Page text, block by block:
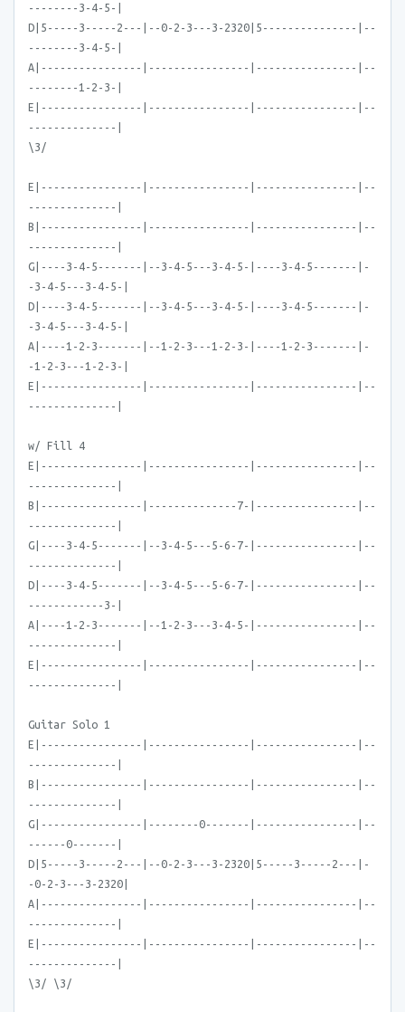
--------3-4-5-|
D|5-----3-----2---|--0-2-3---3-2320|5---------------|--
--------3-4-5-|
A|----------------|----------------|----------------|--
--------1-2-3-|
E|----------------|----------------|----------------|--
--------------|
\3/
E|----------------|----------------|----------------|--
--------------|
B|----------------|----------------|----------------|--
--------------|
G|----3-4-5-------|--3-4-5---3-4-5-|----3-4-5-------|-
-3-4-5---3-4-5-|
D|----3-4-5-------|--3-4-5---3-4-5-|----3-4-5-------|-
-3-4-5---3-4-5-|
A|----1-2-3-------|--1-2-3---1-2-3-|----1-2-3-------|-
-1-2-3---1-2-3-|
E|----------------|----------------|----------------|--
--------------|
w/ Fill 4
E|----------------|----------------|----------------|--
--------------|
B|----------------|--------------7-|----------------|--
--------------|
G|----3-4-5-------|--3-4-5---5-6-7-|----------------|--
--------------|
D|----3-4-5-------|--3-4-5---5-6-7-|----------------|--
------------3-|
A|----1-2-3-------|--1-2-3---3-4-5-|----------------|--
--------------|
E|----------------|----------------|----------------|--
--------------|
Guitar Solo 1
E|----------------|----------------|----------------|--
--------------|
B|----------------|----------------|----------------|--
--------------|
G|----------------|--------0-------|----------------|--
------0-------|
D|5-----3-----2---|--0-2-3---3-2320|5-----3-----2---|-
-0-2-3---3-2320|
A|----------------|----------------|----------------|--
--------------|
E|----------------|----------------|----------------|--
--------------|
\3/ \3/